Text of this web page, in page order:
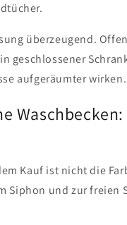
überzeugend.
geschlossener
aufgeräumter wirken.
Kauf ist nicht die
Siphon und zur